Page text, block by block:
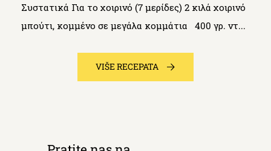
Συστατικά Για το χοιρινό (7 μερίδες) 2 κιλά χοιρινό
μπούτι, κομμένο σε μεγάλα κομμάτια 400 γρ. ντ...
VIŠE RECEPATA